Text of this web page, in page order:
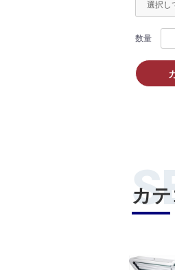
数量
カ